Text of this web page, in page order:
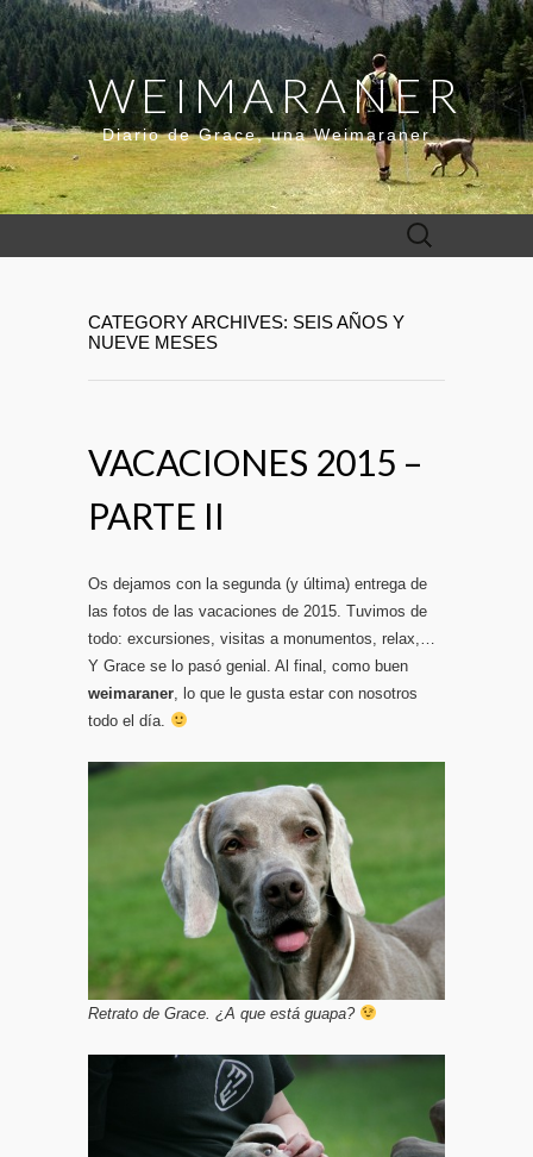
WEIMARANER
Diario de Grace, una Weimaraner
Buscar:
CATEGORY ARCHIVES: SEIS AÑOS Y
NUEVE MESES
VACACIONES 2015 –
PARTE II
Os dejamos con la segunda (y última) entrega de
las fotos de las vacaciones de 2015. Tuvimos de
todo: excursiones, visitas a monumentos, relax,…
Y Grace se lo pasó genial. Al final, como buen
weimaraner, lo que le gusta estar con nosotros
todo el día.
Retrato de Grace. ¿A que está guapa?